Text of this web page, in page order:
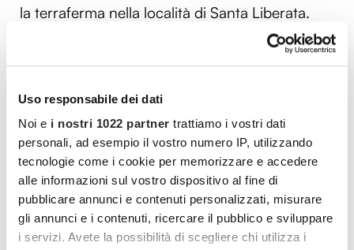
Uso responsabile dei dati
Noi e i nostri 1022 partner trattiamo i vostri dati
personali, ad esempio il vostro numero IP, utilizzando
tecnologie come i cookie per memorizzare e accedere
alle informazioni sul vostro dispositivo al fine di
pubblicare annunci e contenuti personalizzati, misurare
gli annunci e i contenuti, ricercare il pubblico e sviluppare
i servizi. Avete la possibilità di scegliere chi utilizza i
la terraferma nella località di Santa Liberata.
Immersa nella macchia mediterranea, questa
spiaggia lunghissima conta sulla presenza di
tratti liberi),un mare cristallino e calmo,
fondali bassi e sabbia fine, essendo quindi
frequentata da famiglie con bambini, ma si
presta anche per i più avventurosi, potendo
dedicarsi akitesurfewindsurf. Estesa per 6
km, alle sue spalle è circondata da una grande